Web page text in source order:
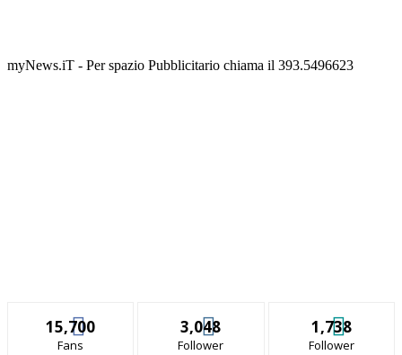
myNews.iT - Per spazio Pubblicitario chiama il 393.5496623
15,700
Fans
3,048
Follower
1,738
Follower